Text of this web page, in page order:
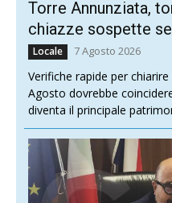
Torre Annunziata,
chiazze sospette
Locale 7 Agosto 2026
Verifiche rapide per
Agosto dovrebbe
diventa il principale